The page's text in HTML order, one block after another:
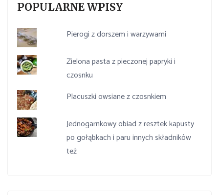
POPULARNE WPISY
Pierogi z dorszem i warzywami
Zielona pasta z pieczonej papryki i
czosnku
Placuszki owsiane z czosnkiem
Jednogarnkowy obiad z resztek kapusty
po gołąbkach i paru innych składników
też